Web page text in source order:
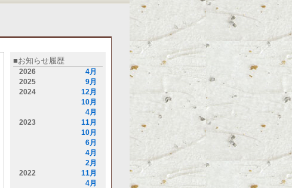
■お知らせ履歴
2026
4月
2025
9月
2024
12月
10月
4月
2023
11月
10月
6月
4月
2月
2022
11月
4月